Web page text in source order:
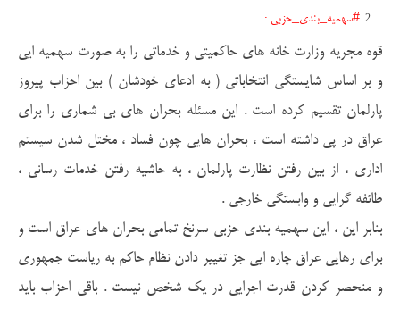
#سهمیه_بندی_حزبی :
قوه مجریه وزارت خانه های حاکمیتی و خدماتی را به صورت سهمیه ایی
و بر اساس شایستگی انتخاباتی ( به ادعای خودشان ) بین احزاب پیروز
پارلمان تقسیم کرده است . این مسئله بحران های بی شماری را برای
عراق در پی داشته است ، بحران هایی چون فساد ، مختل شدن سیستم
اداری ، از بین رفتن نظارت پارلمان ، به حاشیه رفتن خدمات رسانی ،
طائفه گرایی و وابستگی خارجی .
بنابر این ، این سهمیه بندی حزبی سرنخ تمامی بحران های عراق است و
برای رهایی عراق چاره ایی جز تغییر دادن نظام حاکم به ریاست جمهوری
و منحصر کردن قدرت اجرایی در یک شخص نیست . باقی احزاب باید